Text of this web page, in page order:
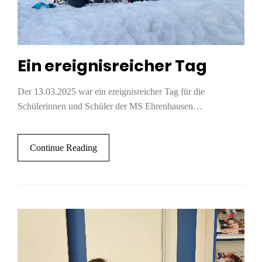
Ein ereignisreicher Tag
Der 13.03.2025 war ein ereignisreicher Tag für die
Schülerinnen und Schüler der MS Ehrenhausen…
Continue Reading